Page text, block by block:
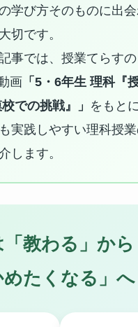
学び方そのものに出
切です。
事では、授業てらすの
画「5・6年生 理科『
での挑戦』」
をもと
実践しやすい理科授
します。
「教わる」から
めたくなる」へ